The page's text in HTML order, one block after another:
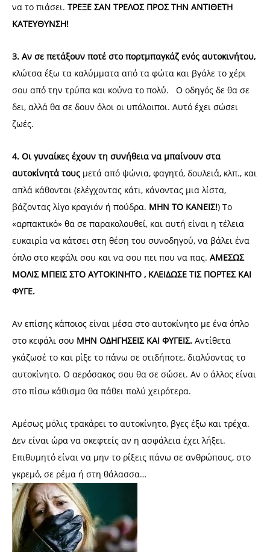
να το πιάσει. ΤΡΕΞΕ ΣΑΝ ΤΡΕΛΟΣ ΠΡΟΣ ΤΗΝ ΑΝΤΙΘΕΤΗ
ΚΑΤΕΥΘΥΝΣΗ!
3. Αν σε πετάξουν ποτέ στο πορτμπαγκάζ ενός αυτοκινήτου,
κλώτσα έξω τα καλύμματα από τα φώτα και βγάλε το χέρι
σου από την τρύπα και κούνα το πολύ. Ο οδηγός δε θα σε
δει, αλλά θα σε δουν όλοι οι υπόλοιποι. Αυτό έχει σώσει
ζωές.
4. Οι γυναίκες έχουν τη συνήθεια να μπαίνουν στα
αυτοκίνητά τους μετά από ψώνια, φαγητό, δουλειά, κλπ., και
απλά κάθονται (ελέγχοντας κάτι, κάνοντας μια λίστα,
βάζοντας λίγο κραγιόν ή πούδρα. ΜΗΝ ΤΟ ΚΑΝΕΙΣ!) Το
«αρπακτικό» θα σε παρακολουθεί, και αυτή είναι η τέλεια
ευκαιρία να κάτσει στη θέση του συνοδηγού, να βάλει ένα
όπλο στο κεφάλι σου και να σου πει που να πας. ΑΜΕΣΩΣ
ΜΟΛΙΣ ΜΠΕΙΣ ΣΤΟ ΑΥΤΟΚΙΝΗΤΟ , ΚΛΕΙΔΩΣΕ ΤΙΣ ΠΟΡΤΕΣ ΚΑΙ
ΦΥΓΕ.
Αν επίσης κάποιος είναι μέσα στο αυτοκίνητο με ένα όπλο
στο κεφάλι σου ΜΗΝ ΟΔΗΓΗΣΕΙΣ ΚΑΙ ΦΥΓΕΙΣ. Αντίθετα
γκάζωσέ το και ρίξε το πάνω σε οτιδήποτε, διαλύοντας το
αυτοκίνητο. Ο αερόσακος σου θα σε σώσει. Αν ο άλλος είναι
στο πίσω κάθισμα θα πάθει πολύ χειρότερα.
Αμέσως μόλις τρακάρει το αυτοκίνητο, βγες έξω και τρέχα.
Δεν είναι ώρα να σκεφτείς αν η ασφάλεια έχει λήξει.
Επιθυμητό είναι να μην το ρίξεις πάνω σε ανθρώπους, στο
γκρεμό, σε ρέμα ή στη θάλασσα…